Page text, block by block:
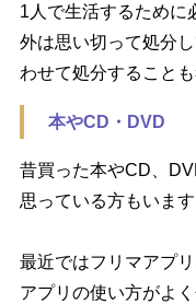
1人で生活するために
外は思い切って処分
わせて処分すること
本やCD・DVD
昔買った本やCD、
思っている方もいます
最近ではフリマアプ
アプリの使い方がよ